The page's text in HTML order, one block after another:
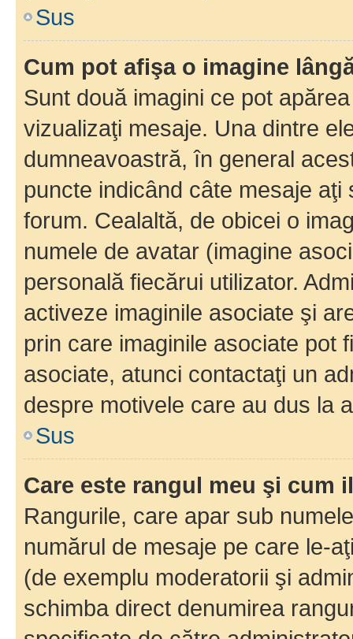
Sus
Cum pot afişa o imagine
Sunt două imagini ce pot
vizualizaţi mesaje. Una dintre
dumneavoastră, în general
puncte indicând câte mesaje
forum. Cealaltă, de obicei o
numele de avatar (imagine
personală fiecărui utilizator.
activeze imaginile asociate şi
prin care imaginile asociate pot
asociate, atunci contactaţi un
despre motivele care au dus la
Sus
Care este rangul meu şi cum
Rangurile, care apar sub
numărul de mesaje pe care le-
(de exemplu moderatorii şi
schimba direct denumirea